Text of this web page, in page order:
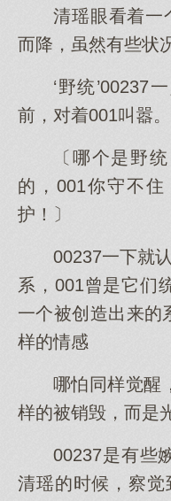
清瑶眼看着一
而降，虽然有些状
‘野统’00237
前，对着001叫嚣。
〔哪个是野
的，001你守不
护！〕
00237一下就
系，001曾是它们
一个被创造出来的
样的情感
哪怕同样觉醒
样的被销毁，而是
00237是有些
清瑶的时候，察